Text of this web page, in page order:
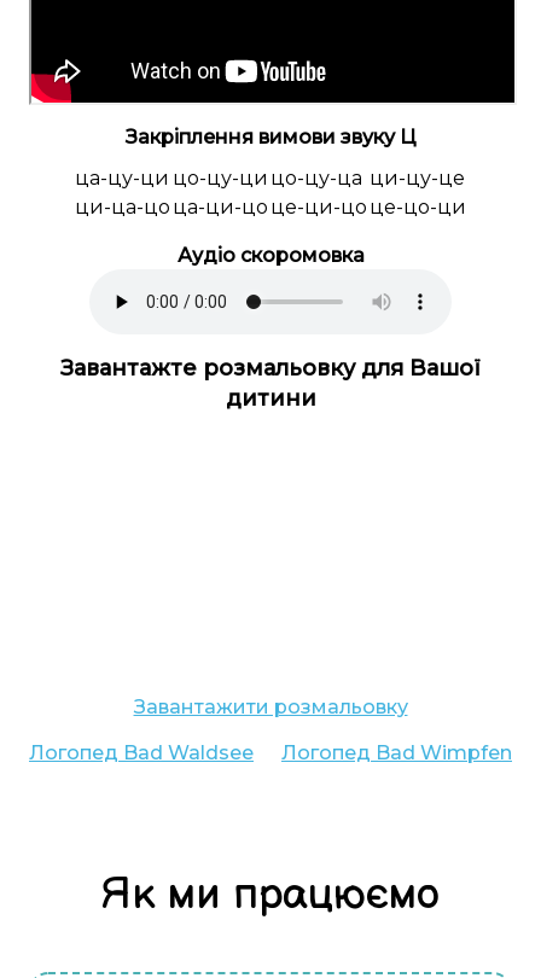
Закріплення вимови звуку Ц
ца-цу-ци цо-цу-ци цо-цу-ца ци-цу-це
ци-ца-цо ца-ци-цо це-ци-цо це-цо-ци
Аудіо скоромовка
Завантажте розмальовку для Вашої
дитини
Завантажити розмальовку
Логопед Bad Waldsee Логопед Bad Wimpfen
Як ми працюємо